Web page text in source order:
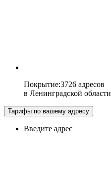
Покрытие:3726 адресов
в Ленинградской области
Тарифы по вашему адресу
Введите адрес